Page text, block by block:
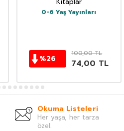
0-6 Yaş Yayınları
%26
100,00TL
74,00 TL
Okuma Listeleri
Her yaşa, her tarza
özel.